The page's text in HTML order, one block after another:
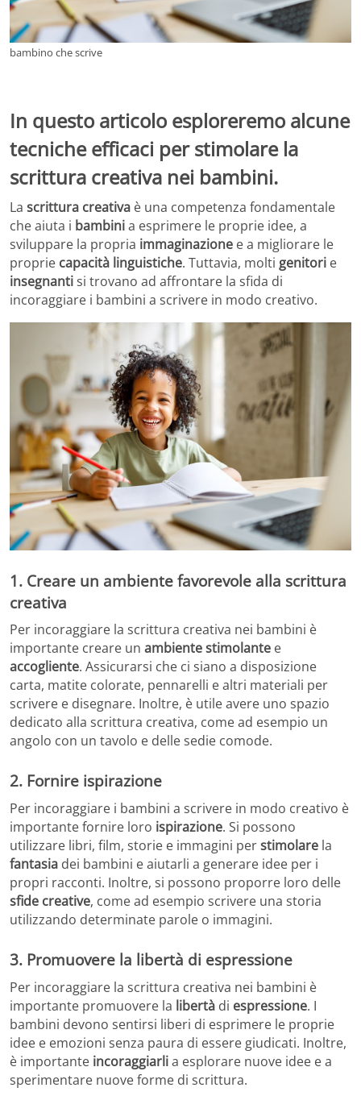
bambino che scrive
In questo articolo esploreremo alcune
tecniche efficaci per stimolare la
scrittura creativa nei bambini.
La scrittura creativa è una competenza fondamentale
che aiuta i bambinia esprimere le proprie idee, a
sviluppare la propria immaginazione e a migliorare le
proprie capacità linguistiche. Tuttavia, molti genitori e
insegnantisi trovano ad affrontare la sfida di
incoraggiare i bambini a scrivere in modo creativo.
1. Creare un ambiente favorevole alla scrittura
creativa
Per incoraggiare la scrittura creativa nei bambini è
importante creare un ambientestimolante e
accogliente. Assicurarsi che ci siano a disposizione
carta, matite colorate, pennarelli e altri materiali per
scrivere e disegnare. Inoltre, è utile avere uno spazio
dedicato alla scrittura creativa, come ad esempio un
angolo con un tavolo e delle sedie comode.
2. Fornire ispirazione
Per incoraggiare i bambini a scrivere in modo creativo è
importante fornire loro ispirazione. Si possono
utilizzare libri, film, storie e immagini perstimolare la
fantasia dei bambini e aiutarli a generare idee per i
propri racconti. Inoltre, si possono proporre loro delle
sfide creative, come ad esempio scrivere una storia
utilizzando determinate parole o immagini.
3. Promuovere la libertà di espressione
Per incoraggiare la scrittura creativa nei bambini è
importante promuovere la libertà di espressione. I
bambini devono sentirsi liberi di esprimere le proprie
idee e emozioni senza paura di essere giudicati. Inoltre,
è importante incoraggiarlia esplorare nuove idee e a
sperimentare nuove forme di scrittura.